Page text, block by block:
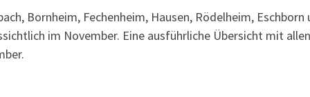
Bornheim, Fechenheim, Hausen, Rödelheim,
im November. Eine ausführliche Übersicht mit